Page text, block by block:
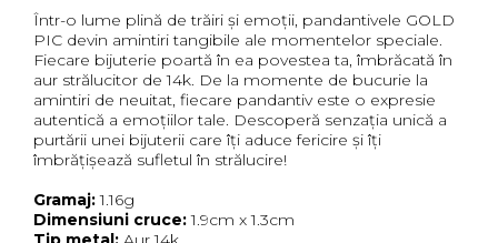
Într-o lume plină de trăiri și emoții, pandantivele GOLD
PIC devin amintiri tangibile ale momentelor speciale.
Fiecare bijuterie poartă în ea povestea ta, îmbrăcată în
aur strălucitor de 14k. De la momente de bucurie la
amintiri de neuitat, fiecare pandantiv este o expresie
autentică a emoțiilor tale. Descoperă senzația unică a
purtării unei bijuterii care îți aduce fericire și îți
îmbrățișează sufletul în strălucire!
Gramaj:1.16g
Dimensiuni cruce:1.9cm x 1.3cm